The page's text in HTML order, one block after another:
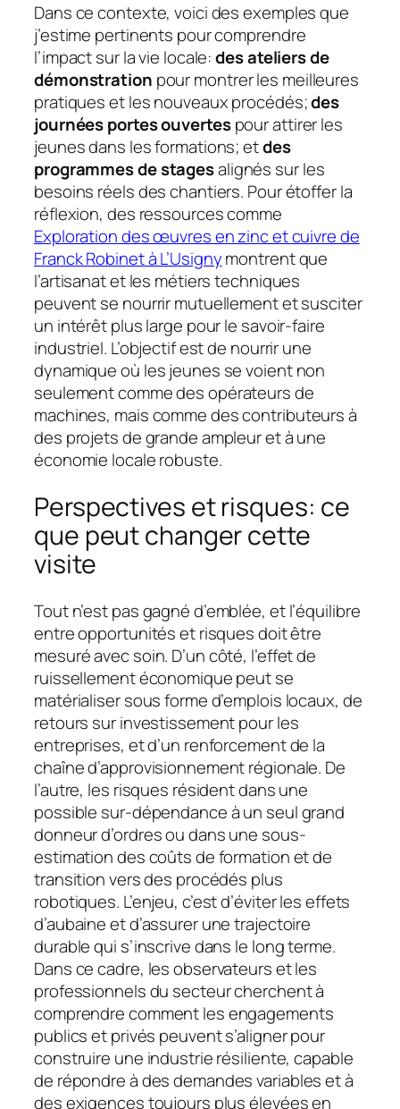
Dans ce contexte, voici des exemples que
j’estime pertinents pour comprendre
l’impact sur la vie locale:des ateliers de
démonstration pour montrer les meilleures
pratiques et les nouveaux procédés;des
journées portes ouvertespour attirer les
jeunes dans les formations; etdes
programmes de stagesalignés sur les
besoins réels des chantiers. Pour étoffer la
réflexion, des ressources comme
Exploration des œuvres en zinc et cuivre de
Franck Robinet à L’Usignymontrent que
l’artisanat et les métiers techniques
peuvent se nourrir mutuellement et susciter
un intérêt plus large pour le savoir-faire
industriel. L’objectif est de nourrir une
dynamique où les jeunes se voient non
seulement comme des opérateurs de
machines, mais comme des contributeurs à
des projets de grande ampleur et à une
économie locale robuste.
Perspectives et risques: ce
que peut changer cette
visite
Tout n’est pas gagné d’emblée, et l’équilibre
entre opportunités et risques doit être
mesuré avec soin. D’un côté, l’effet de
ruissellement économique peut se
matérialiser sous forme d’emplois locaux, de
retours sur investissement pour les
entreprises, et d’un renforcement de la
chaîne d’approvisionnement régionale. De
l’autre, les risques résident dans une
possible sur-dépendance à un seul grand
donneur d’ordres ou dans une sous-
estimation des coûts de formation et de
transition vers des procédés plus
robotiques. L’enjeu, c’est d’éviter les effets
d’aubaine et d’assurer une trajectoire
durable qui s’inscrive dans le long terme.
Dans ce cadre, les observateurs et les
professionnels du secteur cherchent à
comprendre comment les engagements
publics et privés peuvent s’aligner pour
construire une industrie résiliente, capable
de répondre à des demandes variables et à
des exigences toujours plus élevées en